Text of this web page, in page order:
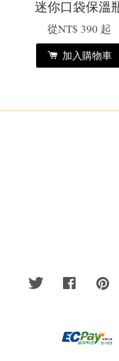
迷你口袋保溫
從NT$ 390 起
加入購物車
Twitter Facebook